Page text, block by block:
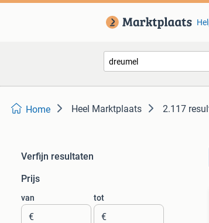
Home Heel Marktplaats 2.117
Verfijn resultaten
Prijs
van
€
tot
€